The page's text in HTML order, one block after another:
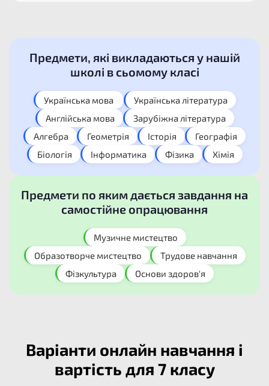
Предмети, які викладаються у нашій
школі в сьомому класі​
Українська мова ​
Українська література​
Англійська мова​
Зарубіжна література​
Алгебра​
Геометрія​ Історія​
Географія​
Біологія​
Інформатика​ Фізика​ Хімія​
Предмети по яким дається завдання на
самостійне опрацювання​
Музичне мистецтво​
Образотворче мистецтво​
Трудове навчання​
Фізкультура​
Основи здоров'я​
Варіанти онлайн навчання і
вартість для 7 класу